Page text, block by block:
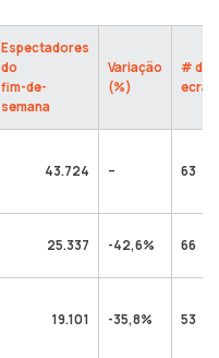
Espectadores
do
fim-de-
semana
Variação
(%)
# de
ecrãs
43.724 – 63
25.337 -42,6% 66
19.101 -35,8% 53